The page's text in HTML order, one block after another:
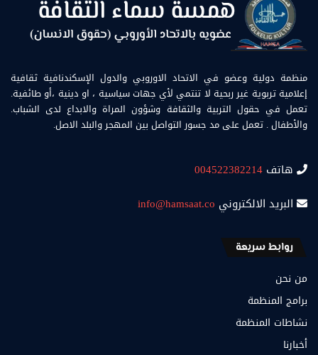
منظمة دولية وعضو في الاتحاد الاوروبي والدول الإسكندنافية ثقافية
إعلامية تربوية غير ربحية لا تنتمي لأي جهات سياسية ، او دينية ،أو طائفية.
تعمل في حقول التربية والثقافة وشؤون المراة والابداع لدى الشباب.
والأطفال . تعمل على مد جسور التواصل بين المهجر والبلد الاصل.
هاتف 004522382214
البريد الالكتروني info@hamsaat.co
روابط سريعة
من نحن
برامج المنظمة
نشاطات المنظمة
أخبارنا